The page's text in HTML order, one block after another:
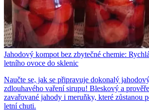
Jahodový kompot bez zbytečné chemie:
letního ovoce do sklenic
Naučte se, jak se připravuje dokonalý
zdlouhavého vaření sirupu! Bleskový a
zavařované jahody i meruňky, které zůstanou
letní chuti.